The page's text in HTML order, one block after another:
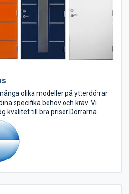
olika modeller på ytterdörrar
specifika behov och krav. Vi
kvalitet till bra priser.Dörrarna
i Skåne. Med modern teknik